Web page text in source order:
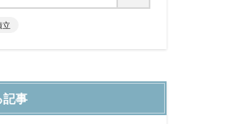
立
記事